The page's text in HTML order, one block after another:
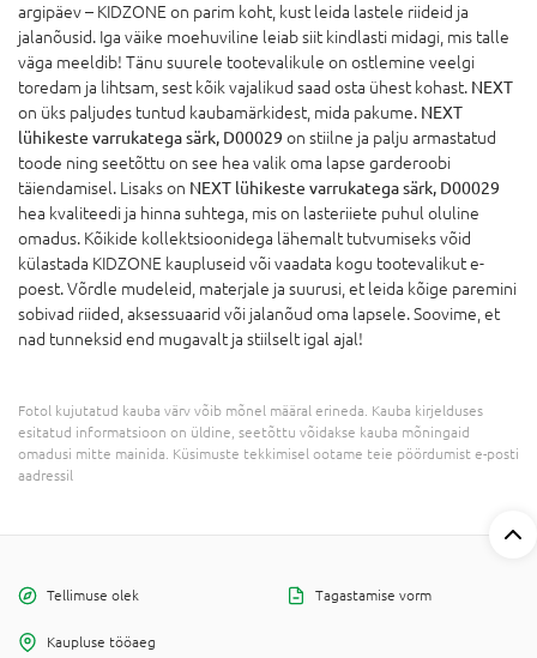
argipäev – KIDZONE on parim koht, kust leida lastele riideid ja
jalanõusid. Iga väike moehuviline leiab siit kindlasti midagi, mis talle
väga meeldib! Tänu suurele tootevalikule on ostlemine veelgi
toredam ja lihtsam, sest kõik vajalikud saad osta ühest kohast. NEXT
on üks paljudes tuntud kaubamärkidest, mida pakume. NEXT
lühikeste varrukatega särk, D00029 on stiilne ja palju armastatud
toode ning seetõttu on see hea valik oma lapse garderoobi
täiendamisel. Lisaks on NEXT lühikeste varrukatega särk, D00029
hea kvaliteedi ja hinna suhtega, mis on lasteriiete puhul oluline
omadus. Kõikide kollektsioonidega lähemalt tutvumiseks võid
külastada KIDZONE kaupluseid või vaadata kogu tootevalikut e-
poest. Võrdle mudeleid, materjale ja suurusi, et leida kõige paremini
sobivad riided, aksessuaarid või jalanõud oma lapsele. Soovime, et
nad tunneksid end mugavalt ja stiilselt igal ajal!
Fotol kujutatud kauba värv võib mõnel määral erineda. Kauba kirjelduses
esitatud informatsioon on üldine, seetõttu võidakse kauba mõningaid
omadusi mitte mainida. Küsimuste tekkimisel ootame teie pöördumist e-posti
aadressil
Tellimuse olek Tagastamise vorm
Kaupluse tööaeg